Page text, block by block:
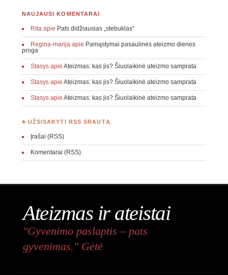
NAUJAUSI KOMENTARAI
Ritaapie Pats didžiausias „stebuklas“
Regina-marijaapie Pamąstymai pasaulinės ateizmo dienos
proga
Stasysapie Ateizmas: kas jis? Šiuolaikinė ateizmo samprata
Stasysapie Ateizmas: kas jis? Šiuolaikinė ateizmo samprata
Stasysapie Ateizmas: kas jis? Šiuolaikinė ateizmo samprata
♣ UŽSISAKYTI RSS SRAUTĄ
Įrašai (RSS)
Komentarai (RSS)
Ateizmas ir ateistai
"Gyvenimo paslaptis – pats
gyvenimas." Gėtė